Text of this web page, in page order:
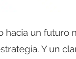
hacia un futuro
Y un